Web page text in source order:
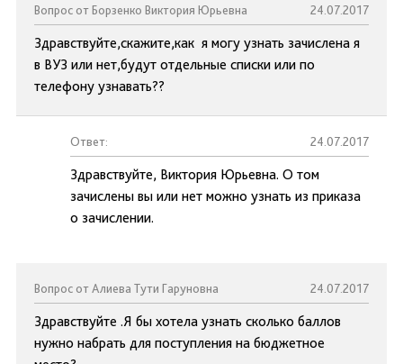
Вопрос от Борзенко Виктория Юрьевна 24.07.2017
Здравствуйте,скажите,как я могу узнать зачислена я
в ВУЗ или нет,будут отдельные списки или по
телефону узнавать??
Ответ: 24.07.2017
Здравствуйте, Виктория Юрьевна. О том
зачислены вы или нет можно узнать из приказа
о зачислении.
Вопрос от Алиева Тути Гаруновна 24.07.2017
Здравствуйте .Я бы хотела узнать сколько баллов
нужно набрать для поступления на бюджетное